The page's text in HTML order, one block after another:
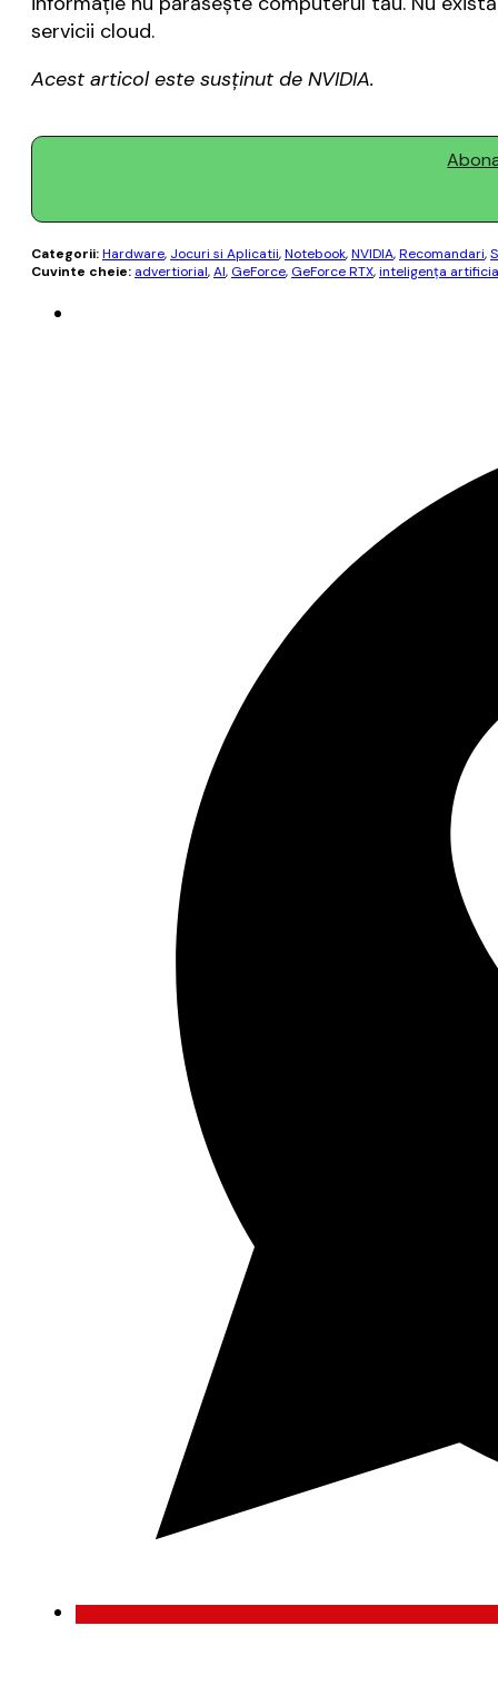
servicii cloud.
Acest articol este susținut de NVIDIA.
Categorii:Hardware, Jocuri si Aplicatii,Notebook,NVIDIA,Recomandari,
Cuvinte cheie: advertiorial,AI, GeForce, GeForce RTX,inteligenţa